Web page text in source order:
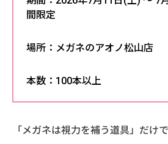
間限定
場所：メガネのアオノ松山店
本数：100本以上
「メガネは視力を補う道具」だけ